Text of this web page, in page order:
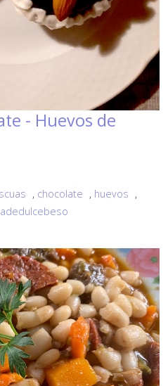
- Huevos de
, chocolate , huevos ,